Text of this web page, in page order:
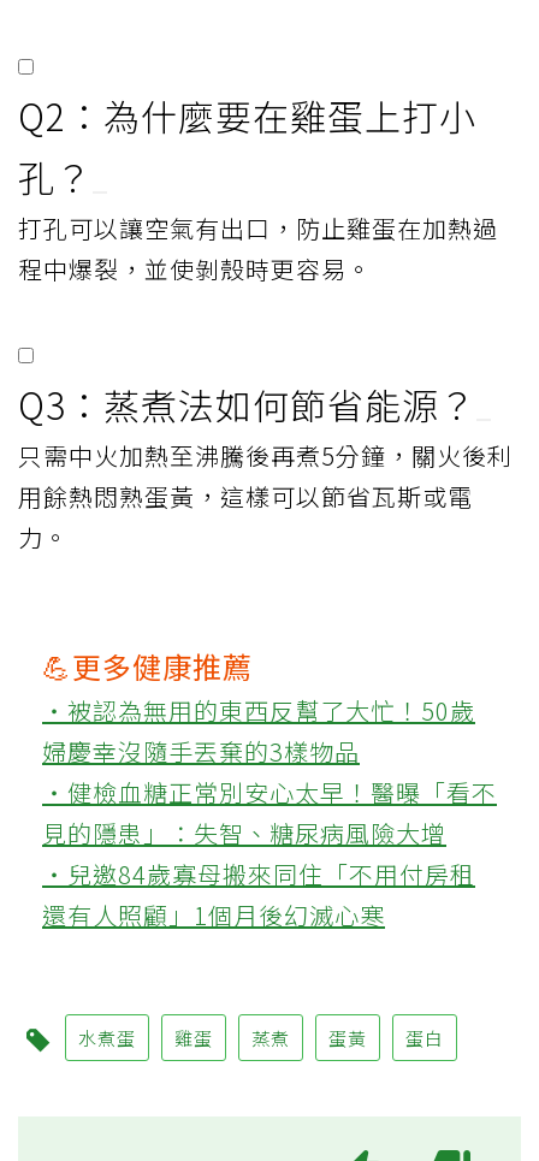
Q2：為什麼要在雞蛋上打小
孔？
打孔可以讓空氣有出口，防止雞蛋在加熱過
程中爆裂，並使剝殼時更容易。
Q3：蒸煮法如何節省能源？
只需中火加熱至沸騰後再煮5分鐘，關火後利
用餘熱悶熟蛋黃，這樣可以節省瓦斯或電
力。
💪更多健康推薦
‧被認為無用的東西反幫了大忙！50歲
婦慶幸沒隨手丟棄的3樣物品
‧健檢血糖正常別安心太早！醫曝「看不
見的隱患」：失智、糖尿病風險大增
‧兒邀84歲寡母搬來同住「不用付房租
還有人照顧」1個月後幻滅心寒
水煮蛋 雞蛋 蒸煮 蛋黃 蛋白